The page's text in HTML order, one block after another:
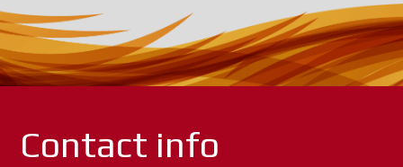
Contact info